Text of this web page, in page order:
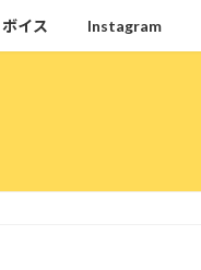
ボイス Instagram